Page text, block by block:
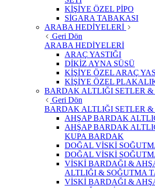
KİŞİYE ÖZEL PİPO
SİGARA TABAKASI
ARABA HEDİYELERİ
Geri Dön
ARABA HEDİYELERİ
ARAÇ YASTIĞI
DİKİZ AYNA SÜSÜ
KİŞİYE ÖZEL ARAÇ
KİŞİYE ÖZEL
BARDAK ALTLIĞI SETLER &
Geri Dön
BARDAK ALTLIĞI SETLER &
AHŞAP BARDAK
AHŞAP BARDAK
KUPA BARDAK
DOĞAL VİSKİ
DOĞAL VİSKİ
VİSKİ BARDAĞI &
ALTLIĞI & SOĞUTMA
VİSKİ BARDAĞI &